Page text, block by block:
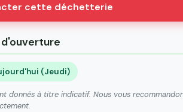
cette déchetterie
(Jeudi)
donnés à titre indicatif. Nous vous